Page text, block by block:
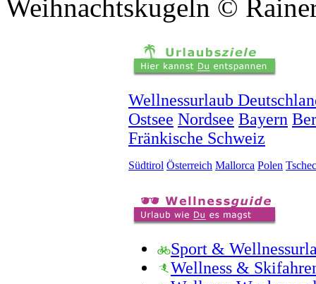
Weihnachtskugeln ©
Wellnessurlaub
Ostsee Nordsee Bayern
Fränkische Schweiz
Südtirol Österreich Mallorca Polen
Sport &
Wellness &